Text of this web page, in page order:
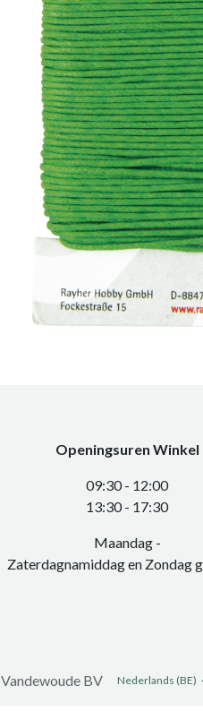
Openingsuren Winkel
0​9:30 - 12:00
​13:30 - 17:30​
Maandag -
Zaterdagnamiddag en Zondag
Vandewoude BV Nederlands (BE)